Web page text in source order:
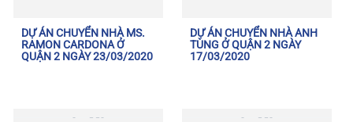
DỰ ÁN CHUYỂN NHÀ MS.
RAMON CARDONA Ở
QUẬN 2 NGÀY 23/03/2020
DỰ ÁN CHUYỂN NHÀ ANH
TÙNG Ở QUẬN 2 NGÀY
17/03/2020